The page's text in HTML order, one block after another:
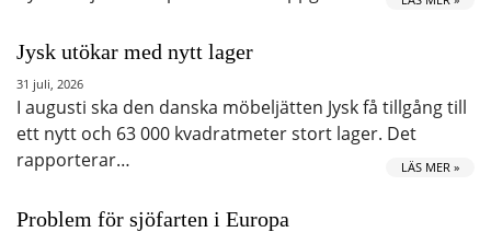
Jysk utökar med nytt lager
31 juli, 2026
I augusti ska den danska möbeljätten Jysk få tillgång till
ett nytt och 63 000 kvadratmeter stort lager. Det
rapporterar…
LÄS MER »
Problem för sjöfarten i Europa